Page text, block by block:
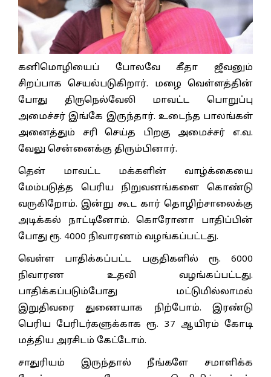
கனிமொழியைப் போலவே கீதா ஜீவனும்
சிறப்பாக செயல்படுகிறார். மழை வெள்ளத்தின்
போது திருநெல்வேலி மாவட்ட பொறுப்பு
அமைச்சர் இங்கே இருந்தார். உடைந்த பாலங்கள்
அனைத்தும் சரி செய்த பிறகு அமைச்சர் எ.வ.
வேலு சென்னைக்கு திரும்பினார்.
தென் மாவட்ட மக்களின் வாழ்க்கையை
மேம்படுத்த பெரிய நிறுவனங்களை கொண்டு
வருகிறோம். இன்று கூட கார் தொழிற்சாலைக்கு
அடிக்கல் நாட்டினோம். கொரோனா பாதிப்பின்
போது ரூ. 4000 நிவாரணம் வழங்கப்பட்டது.
வெள்ள பாதிக்கப்பட்ட பகுதிகளில் ரூ. 6000
நிவாரண உதவி வழங்கப்பட்டது.
பாதிக்கப்படும்போது மட்டுமில்லாமல்
இறுதிவரை துணையாக நிற்போம். இரண்டு
பெரிய பேரிடர்களுக்காக ரூ. 37 ஆயிரம் கோடி
மத்திய அரசிடம் கேட்டோம்.
சாதுரியம் இருந்தால் நீங்களே சமாளிக்க